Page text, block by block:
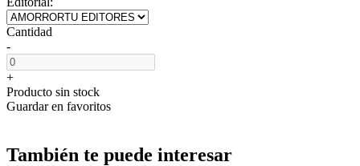
Cantidad
-
+
Producto sin stock
Guardar en favoritos
También te puede interesar